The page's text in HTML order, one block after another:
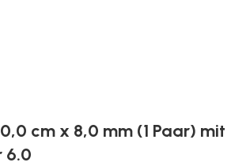
cm x 8,0 mm (1 Paar) mit
6.0